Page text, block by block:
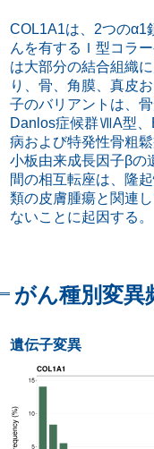
COL1A1は、2つのα1
んを有するＩ型コラ
は大部分の結合組織
り、骨、角膜、真皮
子のバリアントは、
Danlos症候群ⅦA型、
病および特発性骨粗
小板由来成長因子βの
間の相互転座は、隆
類の皮膚腫瘍と関連
ないことに起因する。
がん種別変異
遺伝子変異